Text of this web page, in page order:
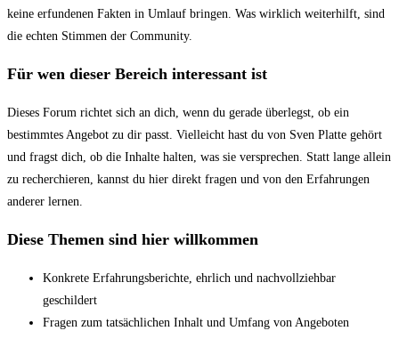
keine erfundenen Fakten in Umlauf bringen. Was wirklich weiterhilft, sind
die echten Stimmen der Community.
Für wen dieser Bereich interessant ist
Dieses Forum richtet sich an dich, wenn du gerade überlegst, ob ein
bestimmtes Angebot zu dir passt. Vielleicht hast du von Sven Platte gehört
und fragst dich, ob die Inhalte halten, was sie versprechen. Statt lange allein
zu recherchieren, kannst du hier direkt fragen und von den Erfahrungen
anderer lernen.
Diese Themen sind hier willkommen
Konkrete Erfahrungsberichte, ehrlich und nachvollziehbar
geschildert
Fragen zum tatsächlichen Inhalt und Umfang von Angeboten